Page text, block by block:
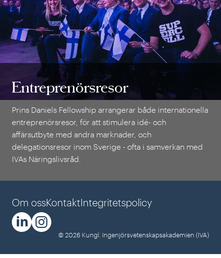
Entreprenörsresor
Prins Daniels Fellowship arrangerar både internationella
entreprenörsresor, för att stimulera idé- och
affärsutbyte med andra marknader, och
delegationsresor inom Sverige - ofta i samverkan med
IVAs Näringslivsråd.
Entreprenörsresor
Om ossKontaktIntegritetspolicy
© 2026 Kungl. Ingenjörsvetenskapsakademien (IVA)